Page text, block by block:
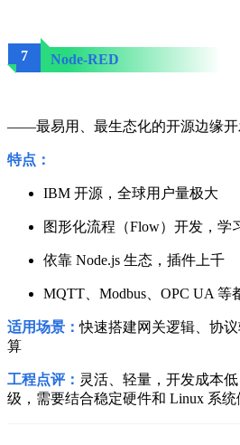
7 Node-RED
——最易用、最生态化的开源边缘
特点：
IBM 开源，全球用户量极大
图形化流程（Flow）开发，学
依靠 Node.js 生态，插件上千
MQTT、Modbus、OPC UA 等
适用场景：快速搭建网关逻辑、协
算
工程点评： 灵活、轻量，开发成本
级，需要结合稳定硬件和 Linux 系统